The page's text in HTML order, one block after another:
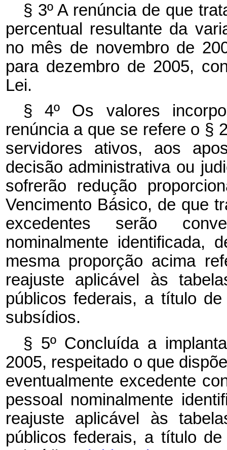
§ 3º A renúncia de que
percentual resultante da
no mês de novembro de
para dezembro de 2005,
Lei.
§ 4º Os valores
renúncia a que se refere o §
servidores ativos, aos
decisão administrativa ou
sofrerão redução
Vencimento Básico, de que
excedentes serão
nominalmente identificada,
mesma proporção acima
reajuste aplicável às
públicos federais, a título
subsídios.
§ 5º Concluída a
2005, respeitado o que
eventualmente excedente
pessoal nominalmente
reajuste aplicável às
públicos federais, a título